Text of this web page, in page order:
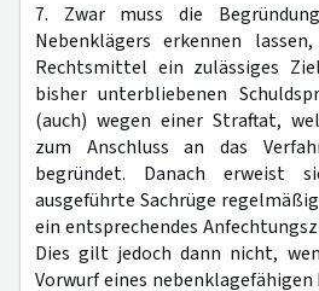
7. Zwar muss die
Nebenklägers erkennen
Rechtsmittel ein zulässiges
bisher unterbliebenen
(auch) wegen einer Straftat,
zum Anschluss an das
begründet. Danach erweist
ausgeführte Sachrüge
ein entsprechendes
Dies gilt jedoch dann nicht,
Vorwurf eines